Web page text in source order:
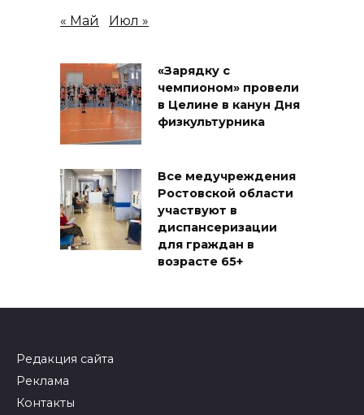
« Май Июл »
«Зарядку с
чемпионом» провели
в Целине в канун Дня
физкультурника
Все медучреждения
Ростовской области
участвуют в
диспансеризации
для граждан в
возрасте 65+
Редакция сайта
Реклама
Контакты